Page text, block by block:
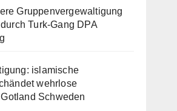
Gruppenvergewaltigung
Turk-Gang DPA
islamische
wehrlose
Schweden